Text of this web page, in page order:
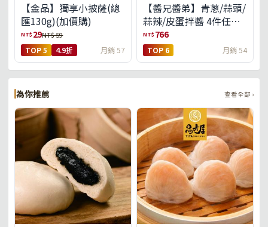
【金品】獨享小披薩(總
匯130g)(加價購)
NT$ 29NT$ 59
TOP 5 4.9折 月銷 57
【醬兄醬弟】青蔥/蒜頭/
蒜辣/皮蛋拌醬 4件任選
(免運組)
NT$ 766
TOP 6 月銷 54
為你推薦 查看全部 ›